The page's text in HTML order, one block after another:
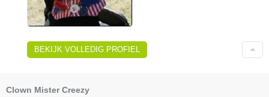
BEKIJK VOLLEDIG PROFIEL
Clown Mister Creezy